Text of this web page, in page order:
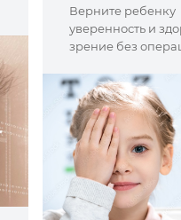
Верните ребенку
уверенность и
зрение без